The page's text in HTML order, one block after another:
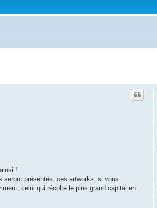
!
seront présentés, ces artworks, si vous
celui qui récolte le plus grand capital en